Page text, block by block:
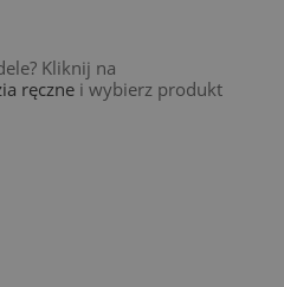
Kliknij na
ręczne i wybierz produkt